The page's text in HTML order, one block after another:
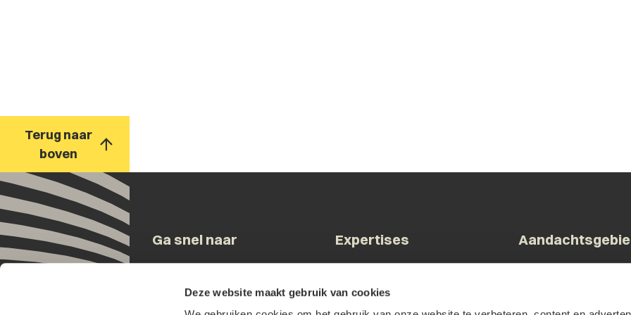
Deze website maakt gebruik van cookies
Terug naar
boven
Ga snel naar Expertises